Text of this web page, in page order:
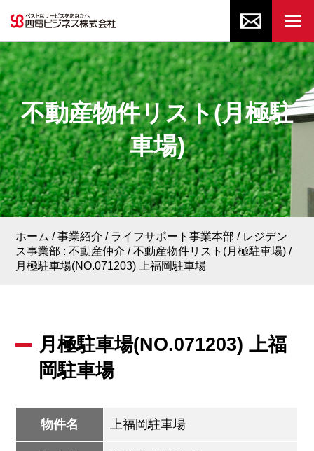
不動産物件リスト(月極駐
車場)
ホーム 事業紹介 ライフサポート事業本部
レジデン
ス事業部 : 不動産仲介
不動産物件リスト(月極駐車場)
月極駐車場(NO.071203) 上福岡駐車場
月極駐車場(NO.071203) 上福
岡駐車場
物件名 上福岡駐車場